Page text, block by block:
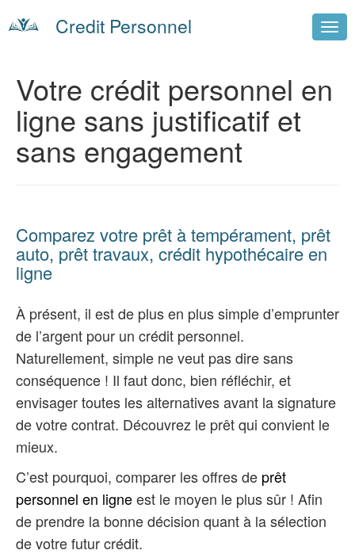
Credit Personnel
Votre crédit personnel en
ligne sans justificatif et
sans engagement
Comparez votre prêt à tempérament, prêt
auto, prêt travaux, crédit hypothécaire en
ligne
À présent, il est de plus en plus simple d’emprunter
de l’argent pour un crédit personnel.
Naturellement, simple ne veut pas dire sans
conséquence ! Il faut donc, bien réfléchir, et
envisager toutes les alternatives avant la signature
de votre contrat. Découvrez le prêt qui convient le
mieux.
C’est pourquoi, comparer les offres de prêt
personnel en ligneest le moyen le plus sûr ! Afin
de prendre la bonne décision quant à la sélection
de votre futur crédit.